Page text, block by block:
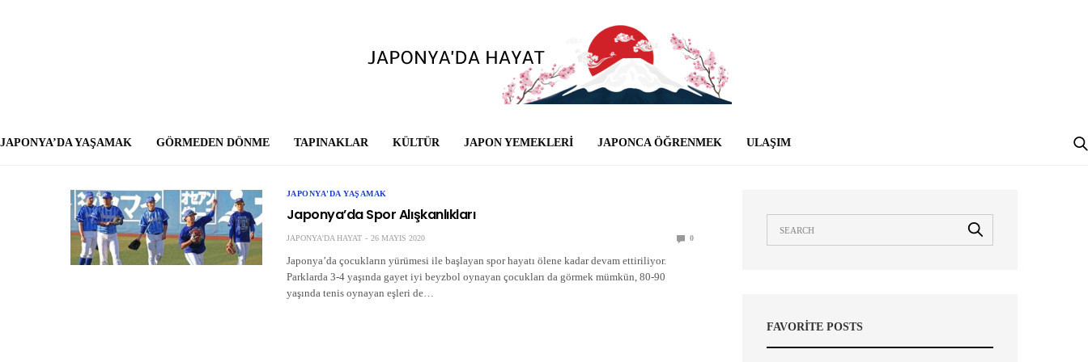
JAPONYA’DA YAŞAMAK GÖRMEDEN DÖNME TAPINAKLAR KÜLTÜR JAPON YEMEKLERI JAPONCA ÖĞRENMEK ULAŞIM
JAPONYA'DA YAŞAMAK
Japonya’da Spor Alışkanlıkları
JAPONYA'DA HAYAT 26 MAYIS 2020 0
Japonya’da çocukların yürümesi ile başlayan spor hayatı ölene kadar devam ettiriliyor.
Parklarda 3-4 yaşında gayet iyi beyzbol oynayan çocukları da görmek mümkün, 80-90
yaşında tenis oynayan eşleri de…
FAVORITE POSTS